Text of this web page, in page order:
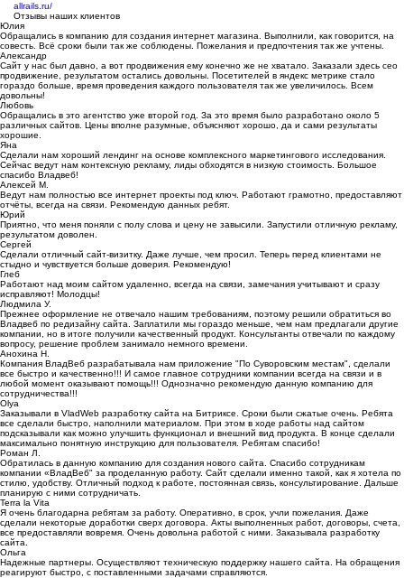
allrails.ru/
Отзывы наших клиентов
Юлия
Обращались в компанию для создания интернет магазина. Выполнили, как говорится, на
совесть. Всё сроки были так же соблюдены. Пожелания и предпочтения так же учтены.
Александр
Сайт у нас был давно, а вот продвижения ему конечно же не хватало. Заказали здесь сео
продвижение, результатом остались довольны. Посетителей в яндекс метрике стало
гораздо больше, время проведения каждого пользователя так же увеличилось. Всем
довольны!
Любовь
Обращались в это агентство уже второй год. За это время было разработано около 5
различных сайтов. Цены вполне разумные, объясняют хорошо, да и сами результаты
хорошие.
Яна
Сделали нам хороший лендинг на основе комплексного маркетингового исследования.
Сейчас ведут нам контексную рекламу, лиды обходятся в низкую стоимость. Большое
спасибо Владвеб!
Алексей М.
Ведут нам полностью все интернет проекты под ключ. Работают грамотно, предоставляют
отчёты, всегда на связи. Рекомендую данных ребят.
Юрий
Приятно, что меня поняли с полу слова и цену не завысили. Запустили отличную рекламу,
результатом доволен.
Сергей
Сделали отличный сайт-визитку. Даже лучше, чем просил. Теперь перед клиентами не
стыдно и чувствуется больше доверия. Рекомендую!
Глеб
Работают над моим сайтом удаленно, всегда на связи, замечания учитывают и сразу
исправляют! Молодцы!
Людмила У.
Прежнее оформление не отвечало нашим требованиям, поэтому решили обратиться во
Владвеб по редизайну сайта. Заплатили мы гораздо меньше, чем нам предлагали другие
компании, но в итоге получили качественный продукт. Консультанты отвечали по каждому
вопросу, решение проблем занимало немного времени.
Анохина Н.
Компания ВладВеб разрабатывала нам приложение "По Суворовским местам", сделали
все быстро и качественно!!! И самое главное сотрудники компании всегда на связи и в
любой момент оказывают помощь!!! Однозначно рекомендую данную компанию для
сотрудничества!!!
Olya
Заказывали в VladWeb разработку сайта на Битриксе. Сроки были сжатые очень. Ребята
все сделали быстро, наполнили материалом. При этом в ходе работы над сайтом
подсказывали как можно улучшить функционал и внешний вид продукта. В конце сделали
максимально понятную инструкцию для пользователя. Ребятам спасибо!
Роман Л.
Обратилась в данную компанию для создания нового сайта. Спасибо сотрудникам
компании «ВладВеб" за проделанную работу. Сайт сделали именно такой, как я хотела по
стилю, удобству. Отличный подход к работе, постоянная связь, консультирование. Дальше
планирую с ними сотрудничать.
Terra la Vita
Я очень благодарна ребятам за работу. Оперативно, в срок, учли пожелания. Даже
сделали некоторые доработки сверх договора. Акты выполненных работ, договоры, счета,
все предоставляли вовремя. Очень довольна работой с ними. Заказывала разработку
сайта.
Ольга
Надежные партнеры. Осуществляют техническую поддержку нашего сайта. На обращения
реагируют быстро, с поставленными задачами справляются.